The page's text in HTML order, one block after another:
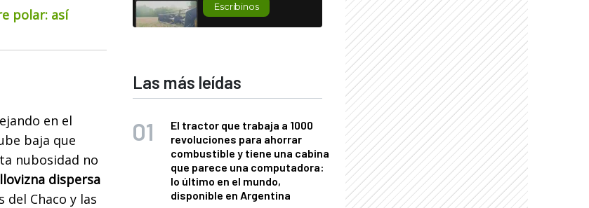
polar: así
en el
baja que
nubosidad no
llovizna dispersa
del Chaco y las
Escribinos
Las más leídas
El tractor que trabaja a 1000
revoluciones para ahorrar
combustible y tiene una cabina
que parece una computadora:
lo último en el mundo,
disponible en Argentina